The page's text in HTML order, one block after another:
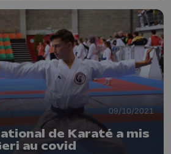
09/10/2021
de Karaté a mis
au covid